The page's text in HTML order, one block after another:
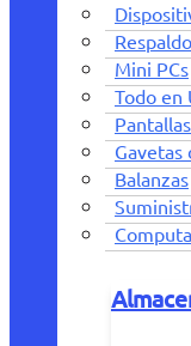
Mini PCs
Todo en
Gavetas
Balanzas